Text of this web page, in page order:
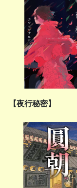
【夜行秘密】